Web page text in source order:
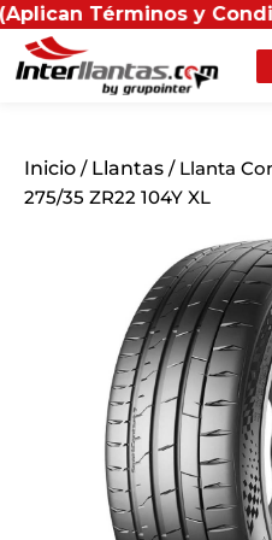
Términos y
Inicio / Llantas / Llanta
275/35 ZR22 104Y XL